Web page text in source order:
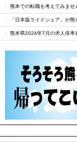
熊本での転職を考えてみま
「日本版ライドシェア」が
熊本県2024年7月の求人倍率